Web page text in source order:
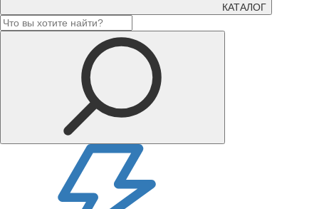
КАТАЛОГ